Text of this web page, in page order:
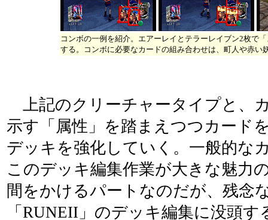
コンボの一例を紹介。エアーレイとテラーレイブン2枚で
する。コンボに必要なカードの組み合わせは、町人や赤い
上記のクリーチャータイプと、
示す「属性」を踏まえつつカード
デッキを強化していく。一般的な
このデッキ編集作業が大きな魅力
間をかけるパートなのだが、残念
「RUNEII」のデッキ編集に没頭